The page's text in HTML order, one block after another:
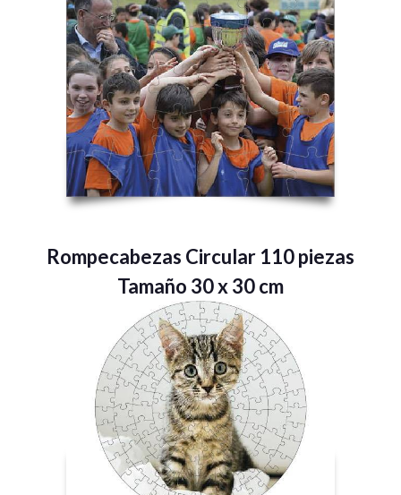
Rompecabezas Circular 110 piezas
Tamaño 30 x 30 cm